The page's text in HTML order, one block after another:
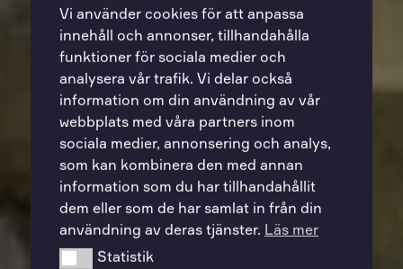
Vi använder cookies för att anpassa
innehåll och annonser, tillhandahålla
funktioner för sociala medier och
analysera vår trafik. Vi delar också
information om din användning av vår
webbplats med våra partners inom
sociala medier, annonsering och analys,
som kan kombinera den med annan
information som du har tillhandahållit
dem eller som de har samlat in från din
användning av deras tjänster. Läs mer
StatistikStatistik